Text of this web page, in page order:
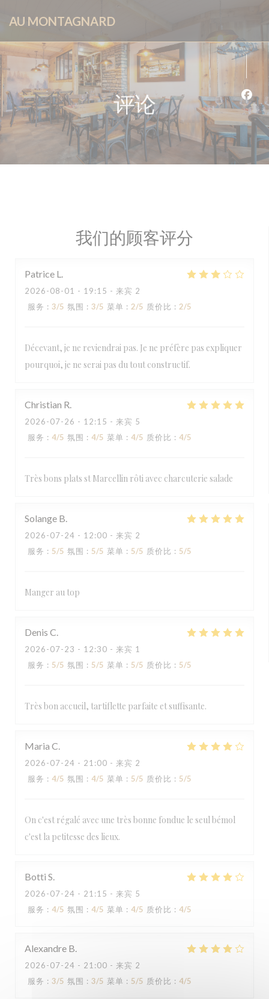
AU MONTAGNARD
评论
我们的顾客评分
Patrice L
2026-08-01 - 19:15 - 来宾 2
服务 : 3/5 氛围 : 3/5 菜单 : 2/5 质价比 : 2/5
Décevant, je ne reviendrai pas. Je ne préfère pas expliquer
pourquoi, je ne serai pas du tout constructif.
Christian R
2026-07-26 - 12:15 - 来宾 5
服务 : 4/5 氛围 : 4/5 菜单 : 4/5 质价比 : 4/5
Très bons plats st Marcellin rôti avec charcuterie salade
Solange B
2026-07-24 - 12:00 - 来宾 2
服务 : 5/5 氛围 : 5/5 菜单 : 5/5 质价比 : 5/5
Manger au top
Denis C
2026-07-23 - 12:30 - 来宾 1
服务 : 5/5 氛围 : 5/5 菜单 : 5/5 质价比 : 5/5
Très bon accueil, tartiflette parfaite et suffisante.
Maria C
2026-07-24 - 21:00 - 来宾 2
服务 : 4/5 氛围 : 4/5 菜单 : 5/5 质价比 : 5/5
On c'est régalé avec une très bonne fondue le seul bémol
c'est la petitesse des lieux.
Botti S
2026-07-24 - 21:15 - 来宾 5
服务 : 4/5 氛围 : 4/5 菜单 : 4/5 质价比 : 4/5
Alexandre B
2026-07-24 - 21:00 - 来宾 2
服务 : 3/5 氛围 : 3/5 菜单 : 5/5 质价比 : 4/5